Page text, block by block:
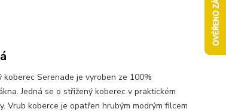
koberec Serenade je vyroben ze 100%
Jedná se o střižený koberec v praktickém
Vrub koberce je opatřen hrubým modrým filcem